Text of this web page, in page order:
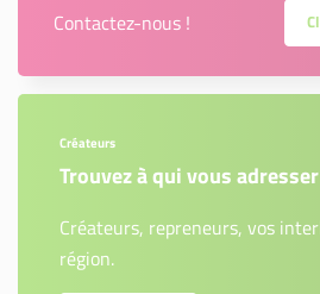
Contactez-nous !
Créateurs
Trouvez à qui vous adresser
Créateurs, repreneurs, vos
région.